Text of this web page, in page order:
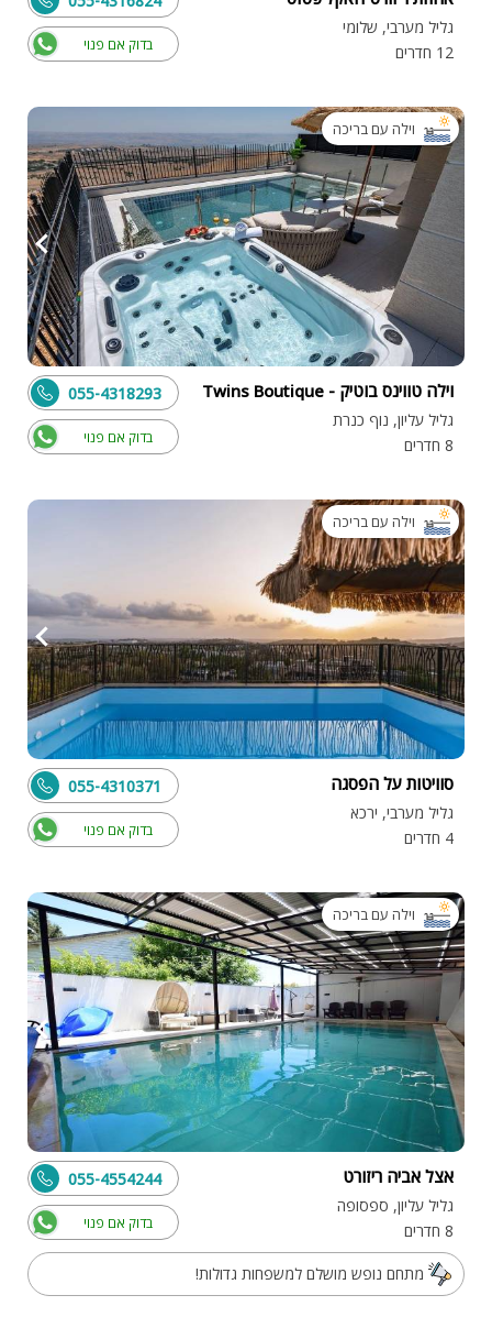
גליל מערבי, שלומי
12 חדרים
בדוק אם פנוי
וילה עם בריכה
וילה טווינס בוטיק - Twins Boutique
גליל עליון, נוף כנרת
8 חדרים
בדוק אם פנוי
055-4318293
וילה עם בריכה
סוויטות על הפסגה
גליל מערבי, ירכא
4 חדרים
בדוק אם פנוי
055-4310371
וילה עם בריכה
אצל אביה ריזורט
גליל עליון, ספסופה
8 חדרים
בדוק אם פנוי
055-4554244
מתחם נופש מושלם למשפחות גדולות!